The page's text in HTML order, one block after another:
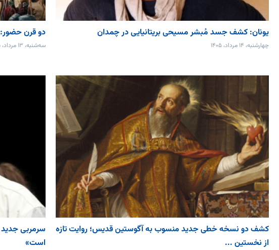
یونان: کشف جسد مُبشر مسیحی بریتانیایی در چمدان
چهارشنبه، ۱۴ مرداد، ۱۴۰۵
دو قرن
سه‌شنبه، ۱۳ مرداد، ۱۴۰۵
کشف دو نسخه خطی جدید منسوب به آگوستین قدیس؛ روایت تازه
از نخستین ...
سرمربی
است»